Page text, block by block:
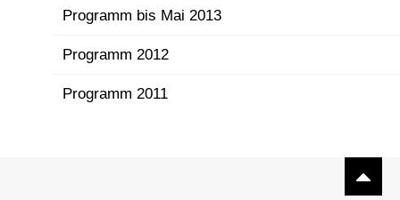
Programm bis Mai 2013
Programm 2012
Programm 2011